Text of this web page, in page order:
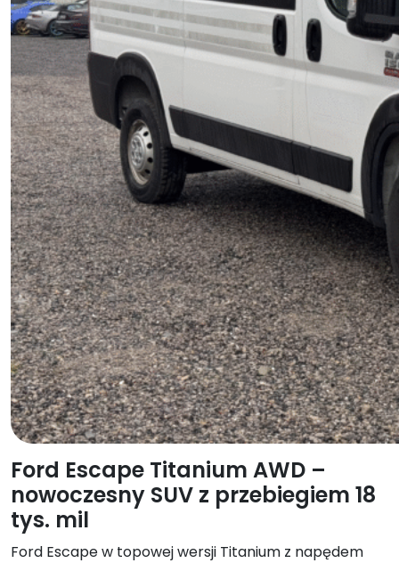
Ford Escape Titanium AWD –
nowoczesny SUV z przebiegiem 18
tys. mil
Ford Escape w topowej wersji Titanium z napędem